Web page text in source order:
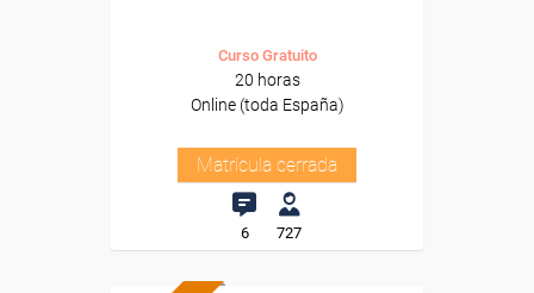
Curso Gratuito
20 horas
Online (toda España)
Matrícula cerrada
6 727